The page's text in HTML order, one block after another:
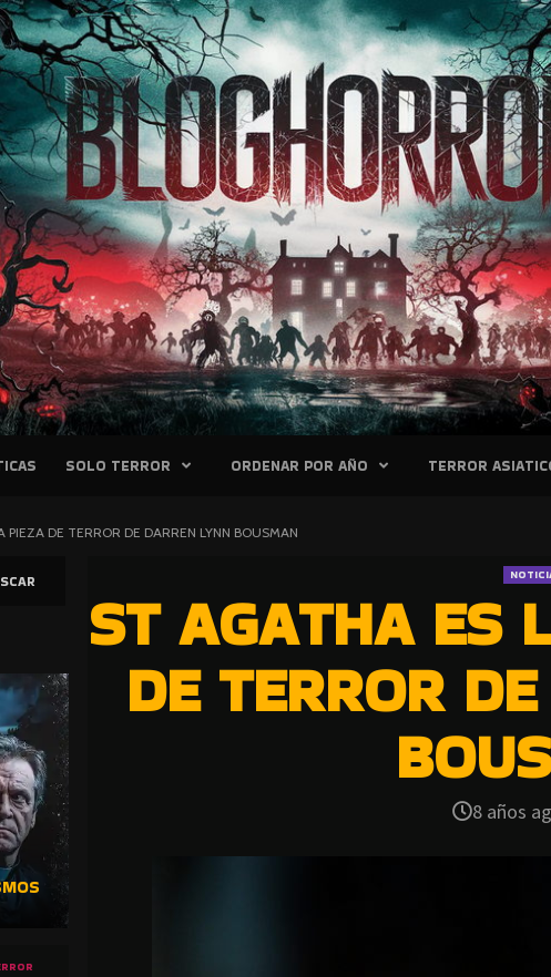
SOLO TERROR ORDENAR POR AÑO TERROR
PIEZA DE TERROR DE DARREN LYNN BOUSMAN
ST AGATHA ES
DE TERROR
8 años